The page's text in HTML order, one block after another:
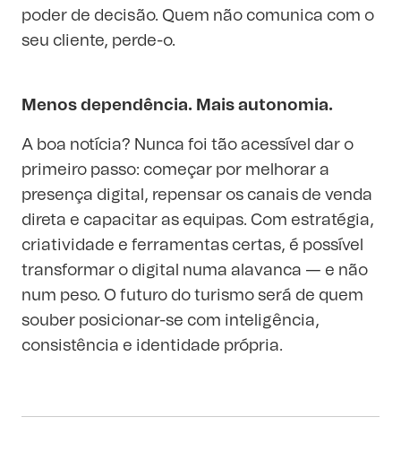
poder de decisão. Quem não comunica com o
seu cliente, perde-o.
Menos dependência. Mais autonomia.
A boa notícia? Nunca foi tão acessível dar o
primeiro passo: começar por melhorar a
presença digital, repensar os canais de venda
direta e capacitar as equipas. Com estratégia,
criatividade e ferramentas certas, é possível
transformar o digital numa alavanca — e não
num peso. O futuro do turismo será de quem
souber posicionar-se com inteligência,
consistência e identidade própria.